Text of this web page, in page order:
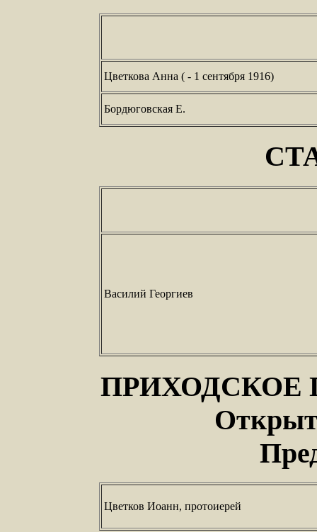
Цветкова Анна ( - 1 сентября 1916)
Бордюговская Е.
Василий Георгиев
ПРИХОДСКОЕ
Цветков Иоанн, протоиерей